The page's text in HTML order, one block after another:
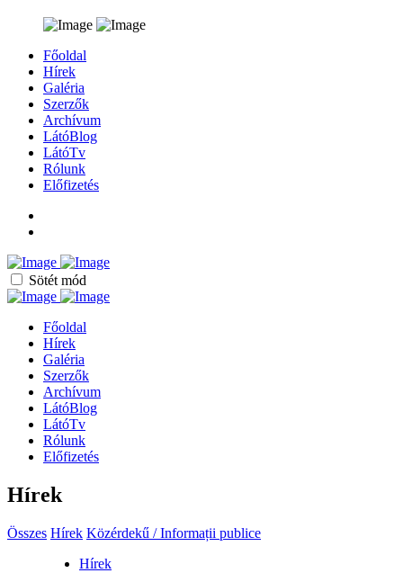
Főoldal
Hírek
Galéria
Szerzők
Archívum
LátóBlog
LátóTv
Rólunk
Előfizetés
Sötét mód
Főoldal
Hírek
Galéria
Szerzők
Archívum
LátóBlog
LátóTv
Rólunk
Előfizetés
Hírek
Összes Hírek Közérdekű / Informații publice
Hírek